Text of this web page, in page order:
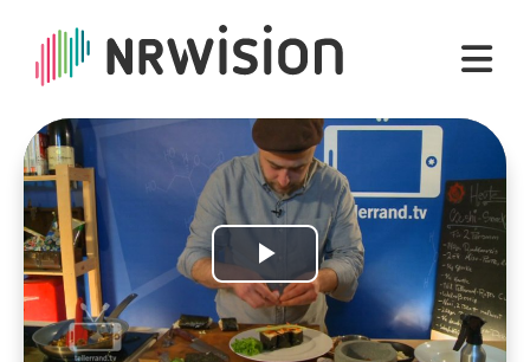
Play
Video